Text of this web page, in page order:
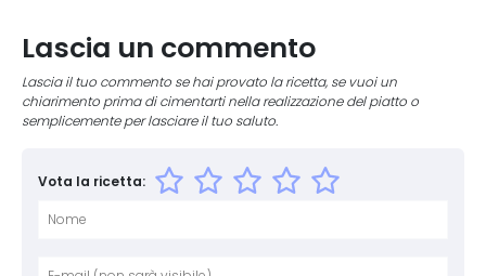
Lascia un commento
Lascia il tuo commento se hai provato la ricetta, se vuoi un
chiarimento prima di cimentarti nella realizzazione del piatto o
semplicemente per lasciare il tuo saluto.
Vota la ricetta: